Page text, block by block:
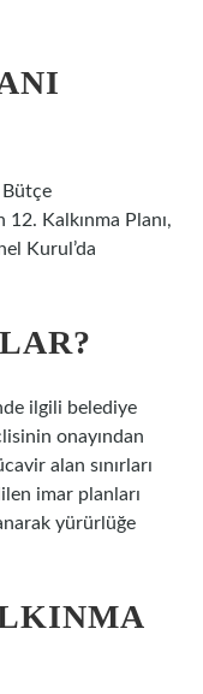
Kalkınma Planı,
Kurul’da
ilgili belediye
onayından
alan sınırları
imar planları
yürürlüğe